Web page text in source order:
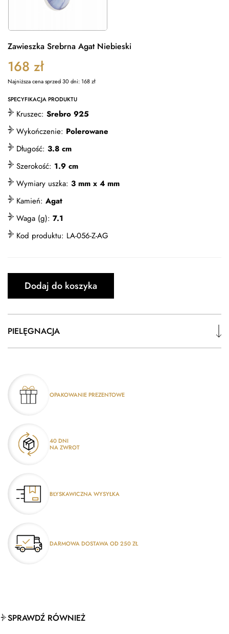
Zawieszka Srebrna Agat Niebieski
168 zł
Najniższa cena sprzed 30 dni:168zł
SPECYFIKACJA PRODUKTU
Kruszec: Srebro 925
Wykończenie: Polerowane
Długość: 3.8 cm
Szerokość: 1.9 cm
Wymiary uszka: 3 mm x 4 mm
Kamień: Agat
Waga (g): 7.1
Kod produktu: LA-056-Z-AG
Dodaj do koszyka
PIELĘGNACJA
OPAKOWANIE PREZENTOWE
40 DNI
NA ZWROT
BŁYSKAWICZNA WYSYŁKA
DARMOWA DOSTAWA OD 250 ZŁ
SPRAWDŹ RÓWNIEŻ